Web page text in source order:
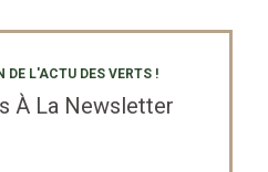
DE L'ACTU DES VERTS !
À La Newsletter
Manager